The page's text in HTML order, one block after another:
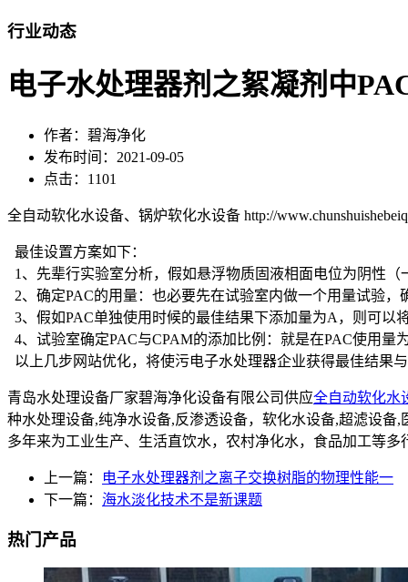
行业动态
电子水处理器剂之絮凝剂中
作者：碧海净化
发布时间：2021-09-05
点击：1101
全自动软化水设备、锅炉软化水设备 http://
最佳设置方案如下：
1、先辈行实验室分析，假如悬浮物质固液相面电位为阴性
2、确定PAC的用量：也必要先在试验室内做一个用量试验
3、假如PAC单独使用时候的最佳结果下添加量为A，则可以
4、试验室确定PAC与CPAM的添加比例：就是在PAC使用
以上几步网站优化，将使污电子水处理器企业获得最佳结果
青岛水处理设备厂家碧海净化设备有限公司供应全自动软化水
种水处理设备,纯净水设备,反渗透设备，软化水设备,超滤设
多年来为工业生产、生活直饮水，农村净化水，食品加工等
上一篇：
电子水处理器剂之离子交换树脂的物理性能一
下一篇： 海水淡化技术不是新课题
热门产品